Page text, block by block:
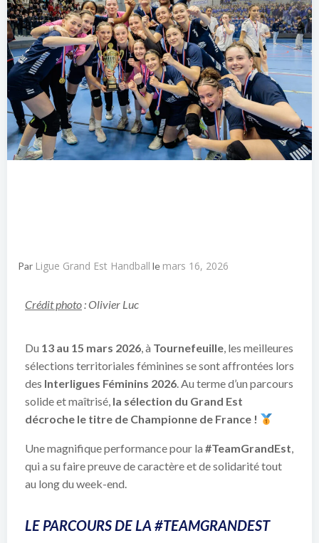
Par Ligue Grand Est Handball le mars 16, 2026
Crédit photo: Olivier Luc
Du 13 au 15 mars 2026, à Tournefeuille, les meilleures
sélections territoriales féminines se sont affrontées lors
des Interligues Féminins 2026. Au terme d’un parcours
solide et maîtrisé, la sélection du Grand Est
décroche le titre de Championne de France !
Une magnifique performance pour la #TeamGrandEst,
qui a su faire preuve de caractère et de solidarité tout
au long du week-end.
LE PARCOURS DE LA #TEAMGRANDEST